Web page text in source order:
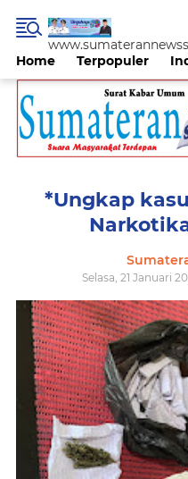
Home Terpopuler
*Ungkap
Selasa, 21 Januari